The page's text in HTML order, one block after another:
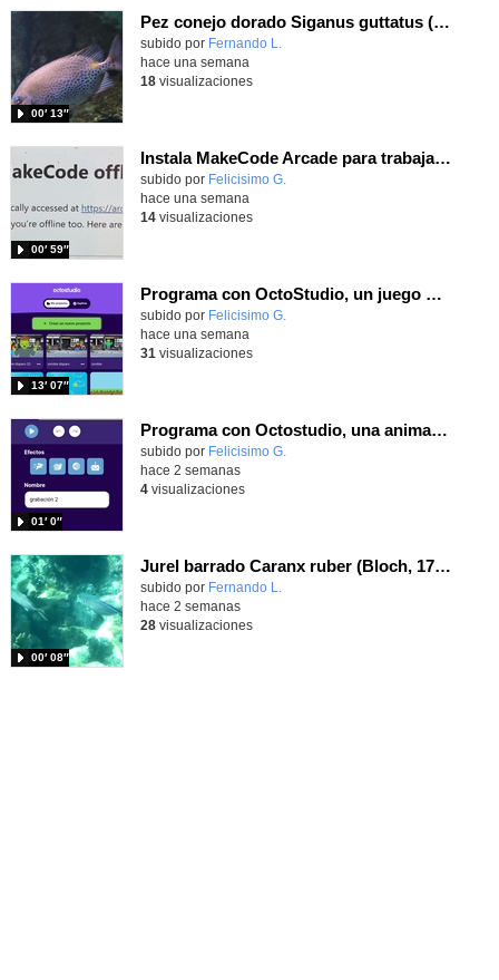
Pez conejo dorado Siganus guttatus (Bloch, 1786)
Contenido educativo.
subido por Fernando L.
00′ 13″
hace una semana
18visualizaciones
Instala MakeCode Arcade para trabajar offline en tu tablet, ordenador, Chromebook
Contenido educativo.
subido por Felicisimo G.
00′ 59″
hace una semana
14visualizaciones
Programa con OctoStudio, un juego de disparos contra Zombies con un cargador basado en el House of the dead
Contenido educativo.
subido por Felicisimo G.
13′ 07″
hace una semana
31 visualizaciones
Programa con Octostudio, una animación utilizando la cámara para una foto y audio y texto para comunicar.
Contenido educativo.
subido por Felicisimo G.
01′ 0″
hace 2 semanas
4visualizaciones
Jurel barrado Caranx ruber (Bloch, 1793)
Contenido educativo.
subido por Fernando L.
00′ 08″
hace 2 semanas
28visualizaciones